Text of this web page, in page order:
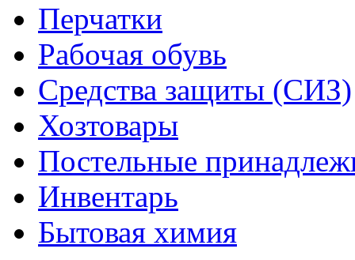
Перчатки
Рабочая обувь
Средства защиты (СИЗ)
Хозтовары
Постельные
Инвентарь
Бытовая химия